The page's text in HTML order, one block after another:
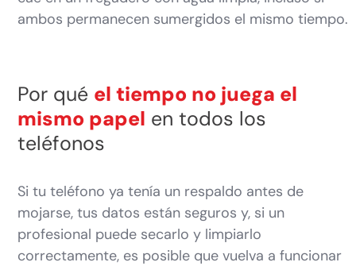
ambos permanecen sumergidos el mismo tiempo.
Por qué el tiempo no juega el
mismo papel en todos los
teléfonos
Si tu teléfono ya tenía un respaldo antes de
mojarse, tus datos están seguros y, si un
profesional puede secarlo y limpiarlo
correctamente, es posible que vuelva a funcionar